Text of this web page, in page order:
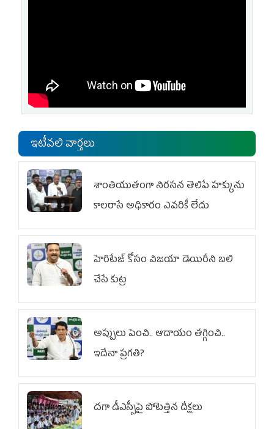
ఇటీవలి వార్తలు
శాంతియుతంగా నిరసన తెలిపే హక్కును
కాలరాసే అధికారం ఎవరికీ లేదు
హెరిటేజ్ కోసం విజయా డెయిరీని బలి
చేసే కుట్ర‌
అప్పులు పెంచి.. ఆదాయం తగ్గించి..
ఇదేనా ప్రగతి?
దగా డీఎస్సీపై పోటెత్తిన దీక్షలు